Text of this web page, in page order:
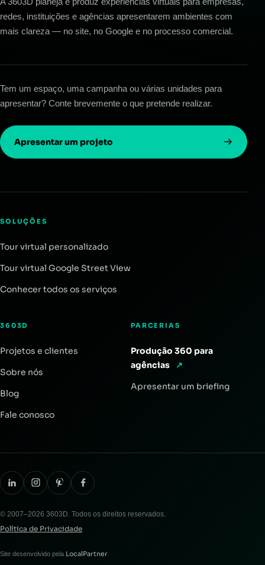
redes, instituições e agências apresentarem ambientes com
mais clareza — no site, no Google e no processo comercial.
Tem um espaço, uma campanha ou várias unidades para
apresentar? Conte brevemente o que pretende realizar.
Apresentar um projeto
SOLUÇÕES
Tour virtual personalizado
Tour virtual Google Street View
Conhecer todos os serviços
3603D
Projetos e clientes
Sobre nós
Blog
Fale conosco
PARCERIAS
Produção 360 para
agências
↗
Apresentar um briefing
© 2007–2026 3603D. Todos os direitos reservados.
Política de Privacidade
Site desenvolvido pela LocalPartner